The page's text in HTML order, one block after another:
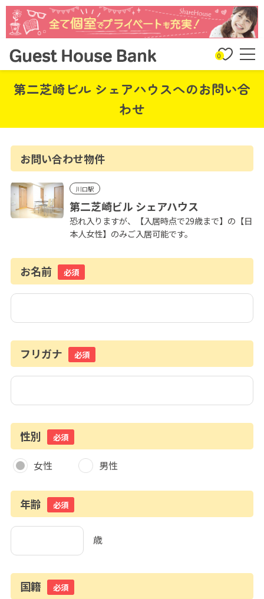
0
第二芝崎ビル シェアハウスへのお問い合
わせ
お問い合わせ物件
川口駅
第二芝崎ビル シェアハウス
恐れ入りますが、【入居時点で29歳まで】の【日
本人女性】のみご入居可能です。
お名前 必須
フリガナ 必須
性別 必須
女性 男性
年齢 必須
歳
国籍 必須